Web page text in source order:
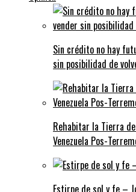
Sin crédito no hay
sin posibilidad de
Rehabitar la Tierra
Venezuela Pos-
Estirpe de sol y fe –